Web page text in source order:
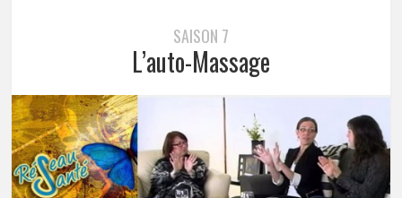
SAISON 7
L’auto-Massage